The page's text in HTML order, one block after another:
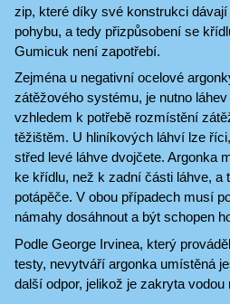
zip, které díky své konstrukci
pohybu, a tedy přizpůsobení se
Gumicuk není zapotřebí.
Zejména u negativní ocelové
zátěžového systému, je nutno
vzhledem k potřebě rozmístění
těžištěm. U hliníkových láhví lze
střed levé láhve dvojčete. Argonka
ke křídlu, než k zadní části láhve, a
potápěče. V obou případech musí
námahy dosáhnout a být schopen
Podle George Irvinea, který
testy, nevytváří argonka umístěná
další odpor, jelikož je zakryta